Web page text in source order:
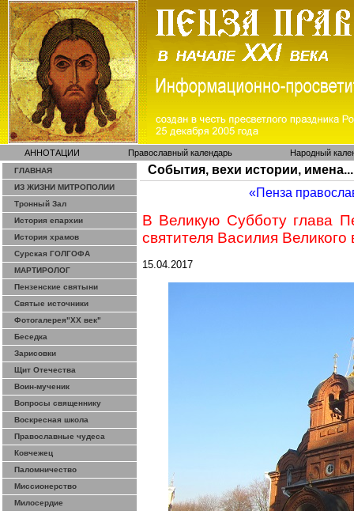
АННОТАЦИИ Православный календарь Народный
ГЛАВНАЯ
ИЗ ЖИЗНИ МИТРОПОЛИИ
Тронный Зал
История епархии
История храмов
Сурская ГОЛГОФА
МАРТИРОЛОГ
Пензенские святыни
Святые источники
Фотогалерея"ХХ век"
Беседка
Зарисовки
Щит Отечества
Воин-мученик
Вопросы священнику
Воскресная школа
Православные чудеса
Ковчежец
Паломничество
Миссионерство
Милосердие
События, вехи истории, имена...
«Пенза
В Великую Субботу глава
святителя Василия
15.04.2017